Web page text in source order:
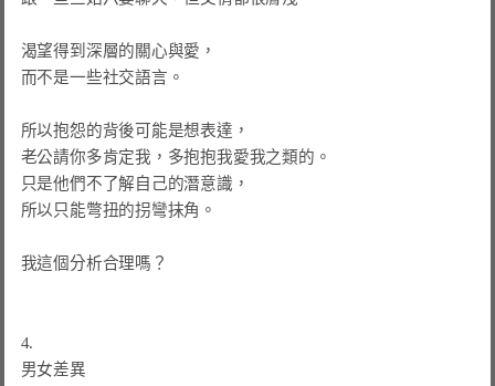
渴望得到深層的關心與愛，
而不是一些社交語言。
所以抱怨的背後可能是想表達，
老公請你多肯定我，多抱抱我愛我之類的。
只是他們不了解自己的潛意識，
所以只能彆扭的拐彎抹角。
我這個分析合理嗎？
4.
男女差異